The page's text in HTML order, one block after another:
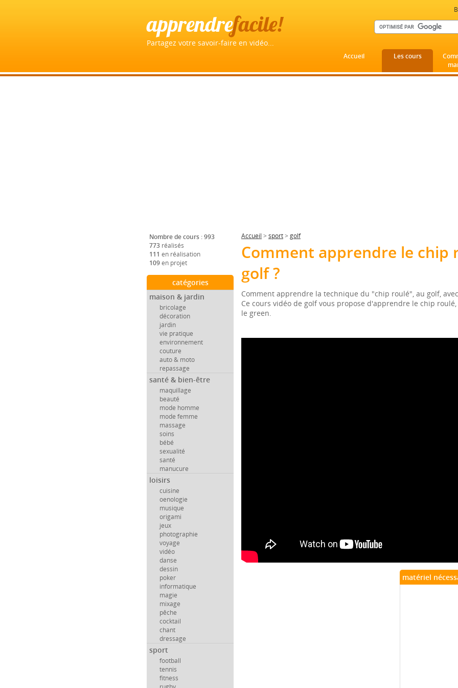
apprendrefacile!
Partagez votre savoir-faire en vidéo...
Accueil Les cours
Nombre de cours : 993
773 réalisés
111 en réalisation
109en projet
catégories
maison & jardin
bricolage
décoration
jardin
vie pratique
environnement
couture
auto & moto
repassage
santé & bien-être
maquillage
beauté
mode homme
mode femme
massage
soins
bébé
sexualité
santé
manucure
loisirs
cuisine
oenologie
musique
origami
jeux
photographie
voyage
vidéo
danse
dessin
poker
informatique
magie
mixage
pêche
cocktail
chant
dressage
sport
football
tennis
fitness
Accueil > sport> golf
Comment apprendre le chip
golf ?
Comment apprendre la technique du "chip roulé", au golf,
Ce cours vidéo de golf vous propose d'apprendre le chip
le green.
matériel